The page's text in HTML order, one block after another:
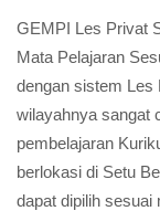
GEMPI Les Privat
Mata Pelajaran
dengan sistem Les
wilayahnya sangat
pembelajaran
berlokasi di Setu
dapat dipilih sesuai